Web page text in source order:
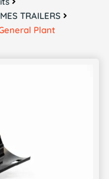
TRAILERS
Plant